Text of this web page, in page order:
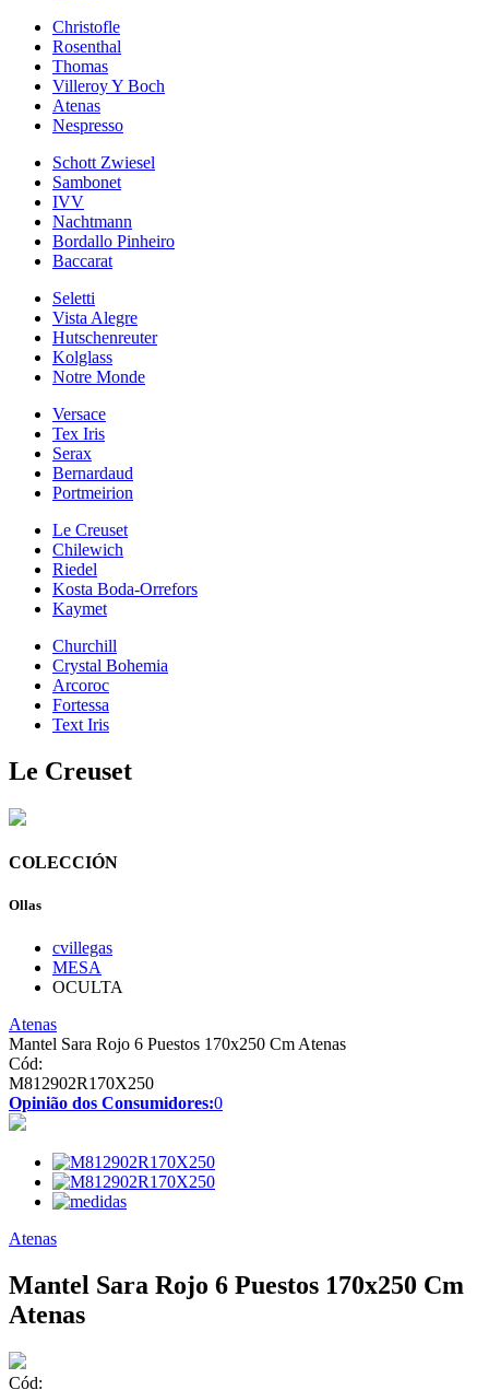
Christofle
Rosenthal
Thomas
Villeroy Y Boch
Atenas
Nespresso
Schott Zwiesel
Sambonet
IVV
Nachtmann
Bordallo Pinheiro
Baccarat
Seletti
Vista Alegre
Hutschenreuter
Kolglass
Notre Monde
Versace
Tex Iris
Serax
Bernardaud
Portmeirion
Le Creuset
Chilewich
Riedel
Kosta Boda-Orrefors
Kaymet
Churchill
Crystal Bohemia
Arcoroc
Fortessa
Text Iris
Le Creuset
COLECCIÓN
Ollas
cvillegas
MESA
OCULTA
Atenas
Mantel Sara Rojo 6 Puestos 170x250 Cm Atenas
Cód:
M812902R170X250
Opinião dos Consumidores:0
Atenas
Mantel Sara Rojo 6 Puestos 170x250 Cm
Atenas
Cód: